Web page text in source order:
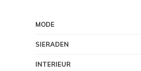
MODE
SIERADEN
INTERIEUR